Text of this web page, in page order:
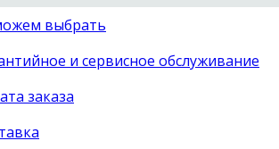
выбрать
и сервисное обслуживание
заказа
винила
системы